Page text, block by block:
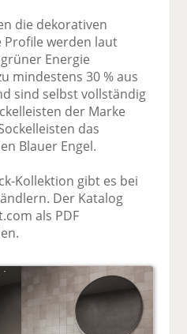
die dekorativen
Profile werden laut
Energie
mindestens 30 % aus
sind selbst vollständig
der Marke
das
Blauer Engel.
Kollektion gibt es bei
Der Katalog
als PDF